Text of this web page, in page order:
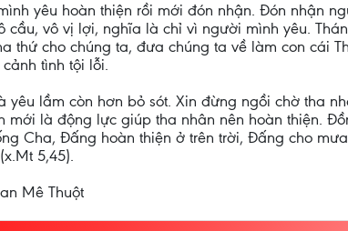
yêu hoàn thiện rồi mới đón nhận. Đón nhận
cầu, vô vị lợi, nghĩa là chỉ vì người mình yêu.
thứ cho chúng ta, đưa chúng ta về làm con cái
tình tội lỗi.
lầm còn hơn bỏ sót. Xin đừng ngồi chờ tha
mới là động lực giúp tha nhân nên hoàn thiện.
Cha, Đấng hoàn thiện ở trên trời, Đấng cho
5,45).
Mê Thuột